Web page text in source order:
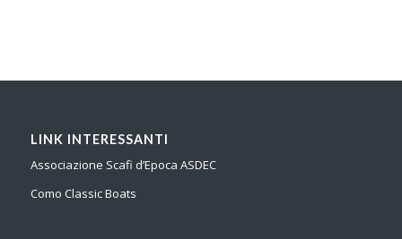
LINK INTERESSANTI
Associazione Scafi d’Epoca ASDEC
Como Classic Boats